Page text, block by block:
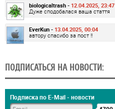
biologicaltrash - 12.04.2025, 23:47
Дуже сподобалася ваша стаття
EverKun - 13.04.2025, 00:04
автору спасибо за пост !!
ПОДПИСАТЬСЯ НА НОВОСТИ:
Подписка по E-Mail - новости